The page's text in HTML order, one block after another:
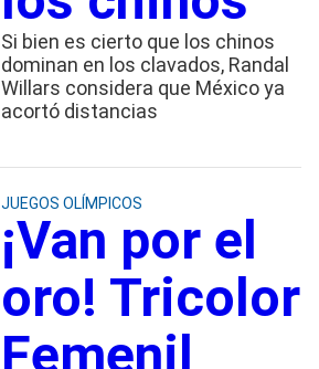
Si bien es cierto que los chinos
dominan en los clavados, Randal
Willars considera que México ya
acortó distancias
JUEGOS OLÍMPICOS
¡Van por el
oro! Tricolor
Femenil